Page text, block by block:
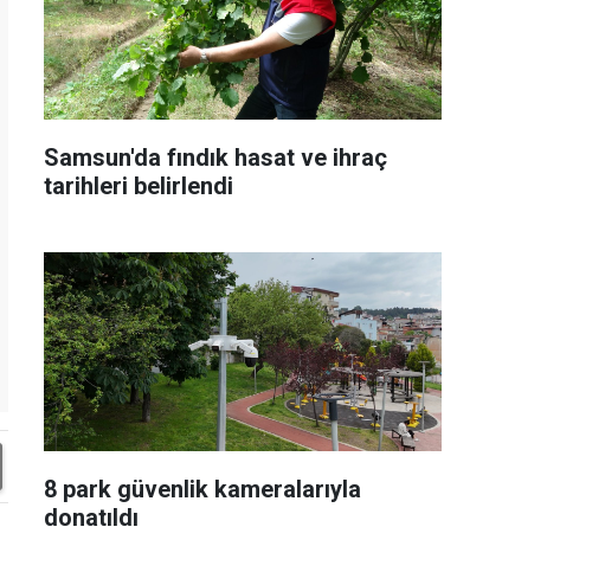
Samsun'da fındık hasat ve ihraç
tarihleri belirlendi
8 park güvenlik kameralarıyla
donatıldı